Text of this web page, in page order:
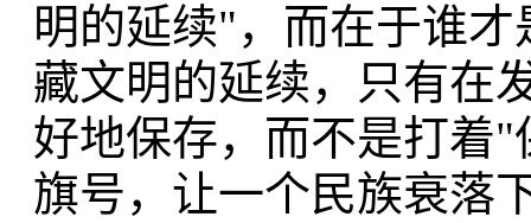
明的延续"，而在于谁
藏文明的延续，只有在
好地保存，而不是打着
旗号，让一个民族衰落